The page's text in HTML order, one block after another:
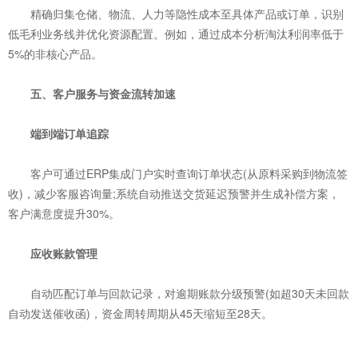
精确归集仓储、物流、人力等隐性成本至具体产品或订单，识别
低毛利业务线并优化资源配置。例如，通过成本分析淘汰利润率低于
5%的非核心产品。
五、客户服务与资金流转加速
‌端到端订单追踪‌
客户可通过ERP集成门户实时查询订单状态(从原料采购到物流签
收)，减少客服咨询量;系统自动推送交货延迟预警并生成补偿方案，
客户满意度提升30%。
‌应收账款管理‌
自动匹配订单与回款记录，对逾期账款分级预警(如超30天未回款
自动发送催收函)，资金周转周期从45天缩短至28天。